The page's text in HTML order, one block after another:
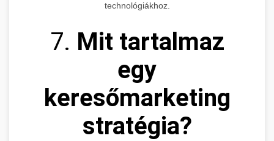
technológiákhoz.
7. Mit tartalmaz
egy
keresőmarketing
stratégia?